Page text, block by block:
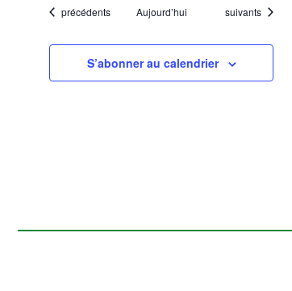
n
e
v
e
t
Évènements
précédents Aujourd’hui Évènements
suivants
S’abonner au calendrier